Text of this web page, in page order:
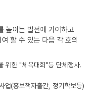
높이는 발전에 기여하고
할 수 있는 다음 각 호의
위한 "체육대회"등 단체행사.
업(홍보책자출간, 정기학보등)